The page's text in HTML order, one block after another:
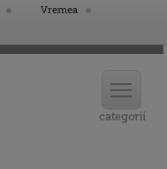
Vremea